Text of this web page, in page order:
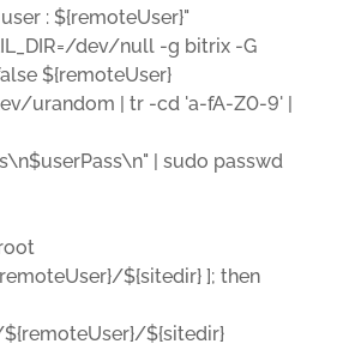
: ${remoteUser}"
dev/null -g bitrix -G
${remoteUser}
urandom | tr -cd 'a-fA-Z0-9' |
| sudo passwd
${sitedir} ]; then
${sitedir}